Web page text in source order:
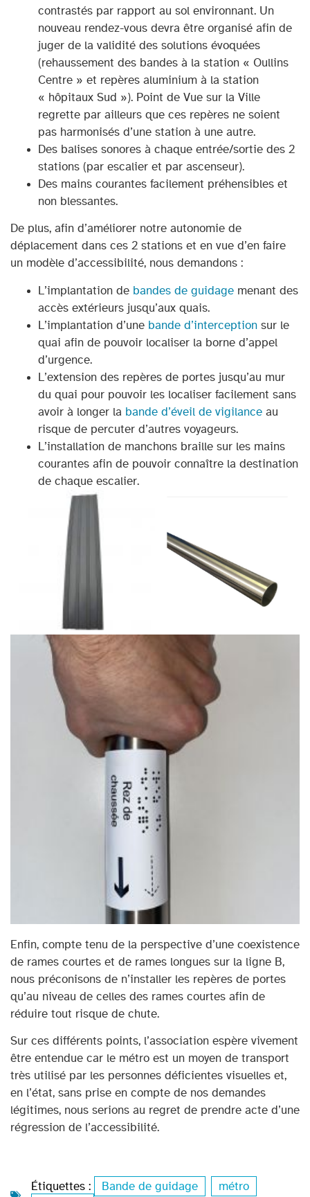
contrastés par rapport au sol environnant. Un
nouveau rendez-vous devra être organisé afin de
juger de la validité des solutions évoquées
(rehaussement des bandes à la station « Oullins
Centre » et repères aluminium à la station
« hôpitaux Sud »). Point de Vue sur la Ville
regrette par ailleurs que ces repères ne soient
pas harmonisés d’une station à une autre.
Des balises sonores à chaque entrée/sortie des 2
stations (par escalier et par ascenseur).
Des mains courantes facilement préhensibles et
non blessantes.
De plus, afin d’améliorer notre autonomie de
déplacement dans ces 2 stations et en vue d’en faire
un modèle d’accessibilité, nous demandons :
L’implantation de bandes de guidage menant des
accès extérieurs jusqu’aux quais.
L’implantation d’une bande d’interception sur le
quai afin de pouvoir localiser la borne d’appel
d’urgence.
L’extension des repères de portes jusqu’au mur
du quai pour pouvoir les localiser facilement sans
avoir à longer la bande d’éveil de vigilance au
risque de percuter d’autres voyageurs.
L’installation de manchons braille sur les mains
courantes afin de pouvoir connaître la destination
de chaque escalier.
Enfin, compte tenu de la perspective d’une coexistence
de rames courtes et de rames longues sur la ligne B,
nous préconisons de n’installer les repères de portes
qu’au niveau de celles des rames courtes afin de
réduire tout risque de chute.
Sur ces différents points, l’association espère vivement
être entendue car le métro est un moyen de transport
très utilisé par les personnes déficientes visuelles et,
en l’état, sans prise en compte de nos demandes
légitimes, nous serions au regret de prendre acte d’une
régression de l’accessibilité.
Étiquettes : Bande de guidage métro